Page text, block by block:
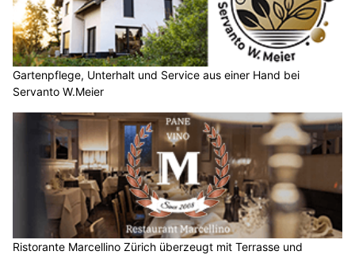
Gartenpflege, Unterhalt und Service aus einer Hand bei
Servanto W.Meier
Ristorante Marcellino Zürich überzeugt mit Terrasse und